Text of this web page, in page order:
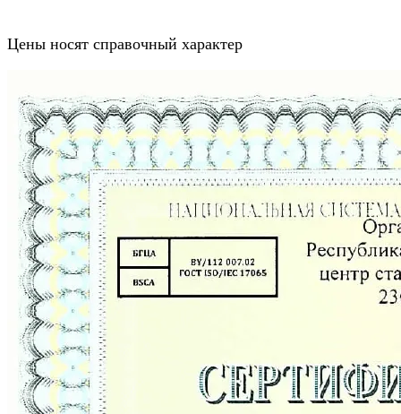
Цены носят справочный характер